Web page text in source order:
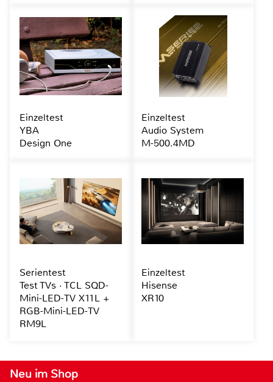
Neu im Shop
Einzeltest
YBA
Design One
Einzeltest
Audio System
M-500.4MD
Serientest
Test TVs · TCL SQD-
Mini-LED-TV X11L +
RGB-Mini-LED-TV
RM9L
Einzeltest
Hisense
XR10